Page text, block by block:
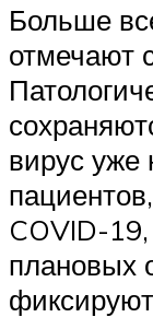
Больше
отмечают
вирус уже
COVID-
плановых